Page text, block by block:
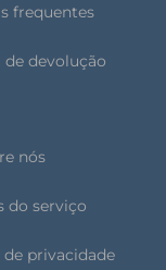
frequentes
devolução
nós
do serviço
privacidade